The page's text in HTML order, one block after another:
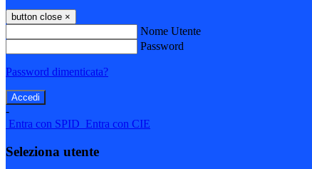
button close ×
Nome Utente
Password
Password dimenticata?
-
Entra con SPID Entra con CIE
Seleziona utente